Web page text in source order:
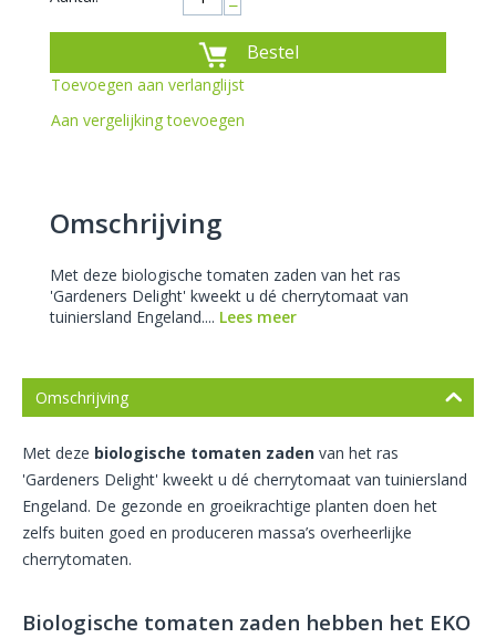
−
Bestel
Toevoegen aan verlanglijst
Aan vergelijking toevoegen
Omschrijving
Met deze biologische tomaten zaden van het ras
'Gardeners Delight' kweekt u dé cherrytomaat van
tuiniersland Engeland.... Lees meer
Omschrijving
Met deze biologische tomaten zaden van het ras
'Gardeners Delight' kweekt u dé cherrytomaat van tuiniersland
Engeland. De gezonde en groeikrachtige planten doen het
zelfs buiten goed en produceren massa’s overheerlijke
cherrytomaten.
Biologische tomaten zaden hebben het EKO